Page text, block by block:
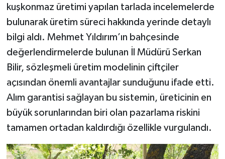
kuşkonmaz üretimi yapılan tarlada incelemelerde
bulunarak üretim süreci hakkında yerinde detaylı
bilgi aldı. Mehmet Yıldırım’ın bahçesinde
değerlendirmelerde bulunan İl Müdürü Serkan
Bilir, sözleşmeli üretim modelinin çiftçiler
açısından önemli avantajlar sunduğunu ifade etti.
Alım garantisi sağlayan bu sistemin, üreticinin en
büyük sorunlarından biri olan pazarlama riskini
tamamen ortadan kaldırdığı özellikle vurgulandı.